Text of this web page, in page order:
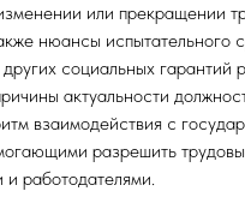
или прекращении
нюансы испытательного
социальных гарантий
актуальности
взаимодействия с
разрешить
и работодателями.